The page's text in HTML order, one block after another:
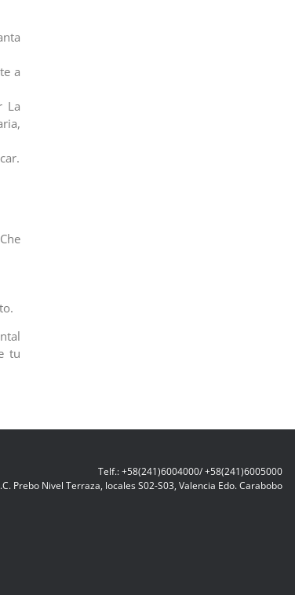
a
La
tu
Telf.: +58(241)6004000/ +58(241)6005000
Prebo Nivel Terraza, locales S02-S03, Valencia Edo. Carabobo